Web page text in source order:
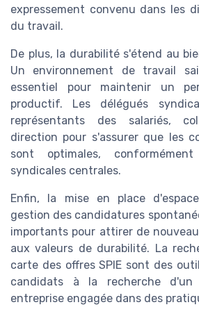
expressement convenu dans les
du travail.
De plus, la durabilité s'étend au
Un environnement de travail
essentiel pour maintenir un
productif. Les délégués
représentants des salariés,
direction pour s'assurer que les
sont optimales,
syndicales centrales.
Enfin, la mise en place
gestion des candidatures
importants pour attirer de
aux valeurs de durabilité. La
carte des offres SPIE sont des
candidats à la recherche d'un
entreprise engagée dans des